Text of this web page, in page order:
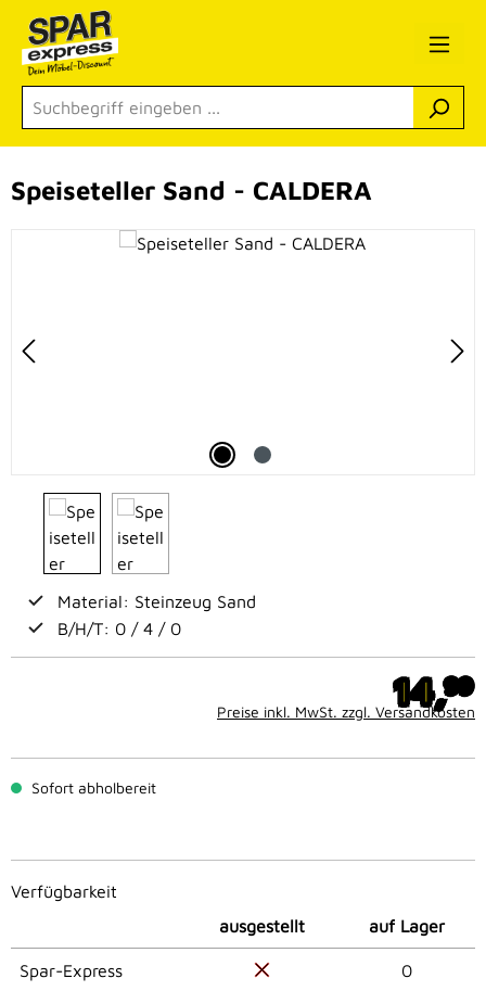
Zum Hauptinhalt springen
Bildergalerie überspringen
Speiseteller Sand - CALDERA
Material: Steinzeug Sand
B/H/T: 0 / 4 / 0
14,99
Preise inkl. MwSt. zzgl. Versandkosten
Sofort abholbereit
Verfügbarkeit
ausgestellt
auf Lager
Spar-Express 0